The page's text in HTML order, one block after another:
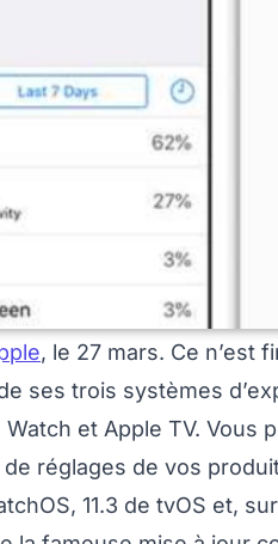
, le 27 mars. Ce n’est
ses trois systèmes
et Apple TV. Vous
réglages de vos
11.3 de tvOS et,